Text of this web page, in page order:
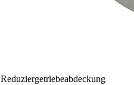
Reduziergetriebeabdeckung